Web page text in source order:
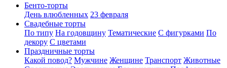
Бенто-торты
День влюбленных 23 февраля
Свадебные торты
По типу На годовщину Тематические С фигурками По
декору С цветами
Праздничные торты
Какой повод? Мужчине Женщине Транспорт Животные